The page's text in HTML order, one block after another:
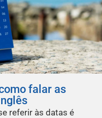
falar as
referir às datas é